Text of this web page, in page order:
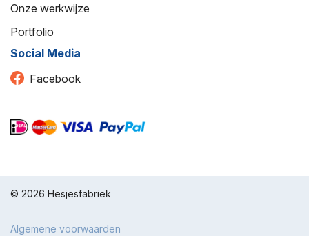
Onze werkwijze
Portfolio
Social Media
Facebook
© 2026 Hesjesfabriek
Algemene voorwaarden